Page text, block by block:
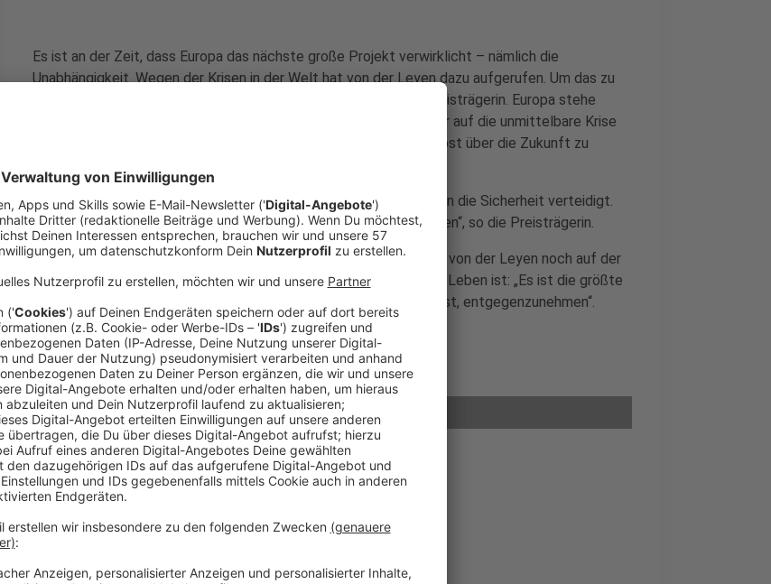
Es ist an der Zeit, dass Europa das nächste große Projekt verwirklicht – nämlich die
Unabhängigkeit. Wegen der Krisen in der Welt hat von der Leyen dazu aufgerufen. Um das zu
erreichen, müssen wir unsere Fesseln abwerfen, appelliert die Preisträgerin. Europa stehe
aktuell vor einer grundlegenden Entscheidung: abzuwarten und nur auf die unmittelbare Krise
zu reagieren oder die Dinge selbst in die Hand zu nehmen und selbst über die Zukunft zu
Von der Leyen hat auch noch einmal die Investitionspläne der EU in die Sicherheit verteidigt.
„Wir tun das, weil wir mit aller Macht den Frieden verteidigen wollen“, so die Preisträgerin.
Nach der Verleihung im Krönungssaal des Aachener Rathauses ist von der Leyen noch auf der
Bühne am Katschhof aufgetreten. Dort sagte sie, dass Europa ihr Leben ist: „Es ist die größte
Ehre meines Lebens hier zu sein, den Preis, der ja ein Bürgerpreis ist, entgegenzunehmen“.
Anzeige
©Antenne AC
Anzeige
Europa wieder stark machen
Anzeige